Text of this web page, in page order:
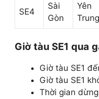
SE4
Sài
Gòn
Yên
Trung
Giờ tàu SE1 qua
Giờ tàu SE1
Giờ tàu SE1
Thời gian